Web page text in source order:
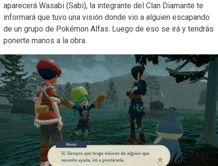
aparecerá Wasabi (Sabi), la integrante del Clan Diamante te
informará que tuvo una visión donde vio a alguien escapando
de un grupo de Pokémon Alfas. Luego de eso se irá y tendrás
ponerte manos a la obra.